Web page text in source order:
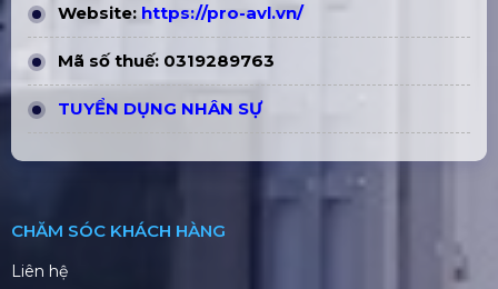
Website: https://pro-avl.vn/
Mã số thuế: 0319289763
TUYỂN DỤNG NHÂN SỰ
CHĂM SÓC KHÁCH HÀNG
Liên hệ